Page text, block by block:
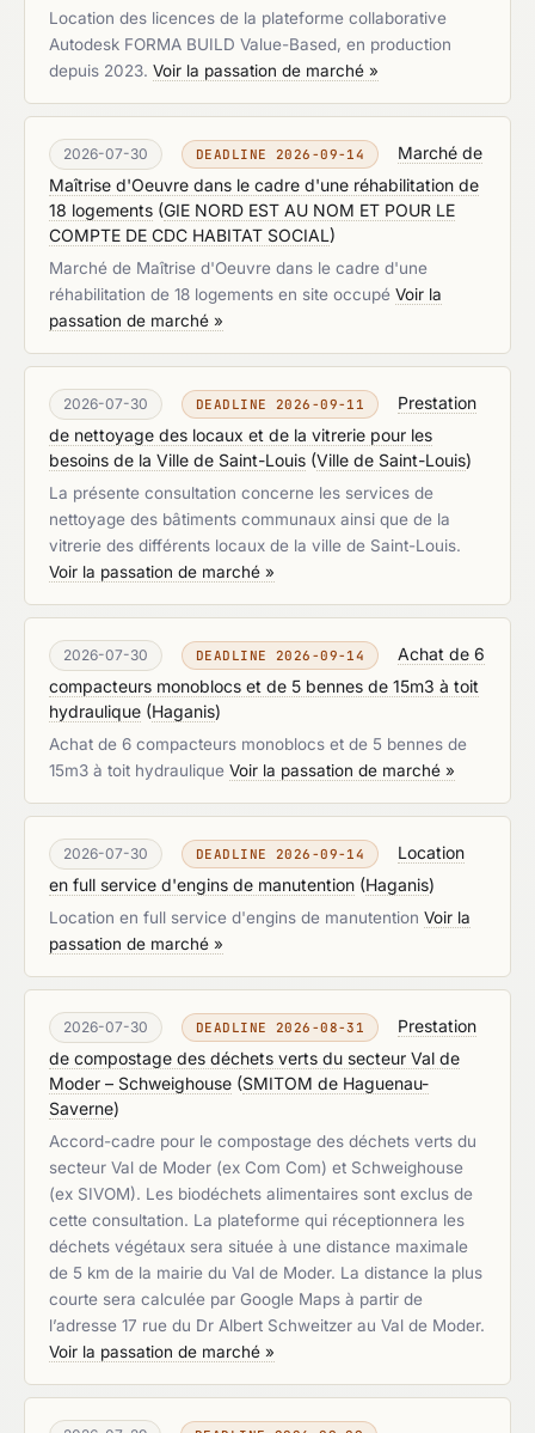
Location des licences de la plateforme collaborative
Autodesk FORMA BUILD Value-Based, en production
depuis 2023. Voir la passation de marché »
2026-07-30 DEADLINE 2026-09-14
Marché de
Maîtrise d'Oeuvre dans le cadre d'une réhabilitation de
18 logements (GIE NORD EST AU NOM ET POUR LE
COMPTE DE CDC HABITAT SOCIAL)
Marché de Maîtrise d'Oeuvre dans le cadre d'une
réhabilitation de 18 logements en site occupé Voir la
passation de marché »
2026-07-30 DEADLINE 2026-09-11
Prestation
de nettoyage des locaux et de la vitrerie pour les
besoins de la Ville de Saint-Louis (Ville de Saint-Louis)
La présente consultation concerne les services de
nettoyage des bâtiments communaux ainsi que de la
vitrerie des différents locaux de la ville de Saint-Louis.
Voir la passation de marché »
2026-07-30 DEADLINE 2026-09-14
Achat de 6
compacteurs monoblocs et de 5 bennes de 15m3 à toit
hydraulique (Haganis)
Achat de 6 compacteurs monoblocs et de 5 bennes de
15m3 à toit hydraulique Voir la passation de marché »
2026-07-30 DEADLINE 2026-09-14
Location
en full service d'engins de manutention (Haganis)
Location en full service d'engins de manutention Voir la
passation de marché »
2026-07-30 DEADLINE 2026-08-31
Prestation
de compostage des déchets verts du secteur Val de
Moder – Schweighouse (SMITOM de Haguenau-
Saverne)
Accord-cadre pour le compostage des déchets verts du
secteur Val de Moder (ex Com Com) et Schweighouse
(ex SIVOM). Les biodéchets alimentaires sont exclus de
cette consultation. La plateforme qui réceptionnera les
déchets végétaux sera située à une distance maximale
de 5 km de la mairie du Val de Moder. La distance la plus
courte sera calculée par Google Maps à partir de
l’adresse 17 rue du Dr Albert Schweitzer au Val de Moder.
Voir la passation de marché »